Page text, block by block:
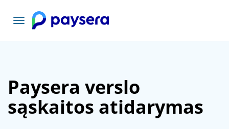
Toggle
navigation
Paysera verslo
sąskaitos atidarymas